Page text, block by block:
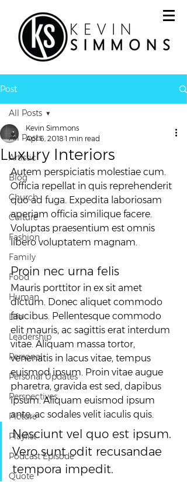
Post
All Posts
Artistic
Blog
Church
Culture
Fashion
Family
Food
Human
Life
Leadership
Personal
Personal Updates
Perspectives
Picture
Playlist
Podcast Episode
Quote
All Posts
Luxury Interiors
Kevin Simmons
Apr 6, 2018 1 min read
Autem perspiciatis molestiae cum.
Officia repellat in quis reprehenderit
quo ad fuga. Expedita laboriosam
aperiam officia similique facere.
Voluptas praesentium est omnis
libero voluptatem magnam.
Proin nec urna felis
Mauris porttitor in ex sit amet
dictum. Donec aliquet commodo
faucibus. Pellentesque commodo
elit mauris, ac sagittis erat interdum
vitae. Aliquam massa tortor,
venenatis in lacus vitae, tempus
euismod ipsum. Proin vitae augue
pharetra, gravida est sed, dapibus
ipsum. Aliquam euismod ipsum
ante, ac sodales velit iaculis quis.
Nesciunt vel quo est ipsum.
Vero sunt odit recusandae
tempora impedit.